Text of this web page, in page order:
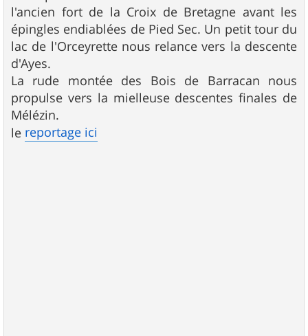
g
e
l'ancien fort de la Croix de Bretagne avant les
épingles endiablées de Pied Sec. Un petit tour du
lac de l'Orceyrette nous relance vers la descente
d'Ayes.
La rude montée des Bois de Barracan nous
propulse vers la mielleuse descentes finales de
Mélézin.
le reportage ici